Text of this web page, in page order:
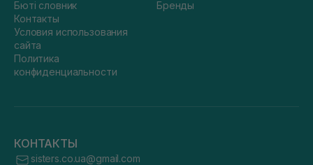
Бюті словник
Контакты
Условия использования
сайта
Политика
конфиденциальности
Бренды
КОНТАКТЫ
sisters.co.ua@gmail.com